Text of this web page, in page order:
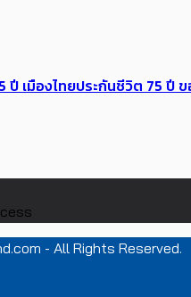
ปี เมืองไทยประกันชีวิต 75
- All Rights Reserved.